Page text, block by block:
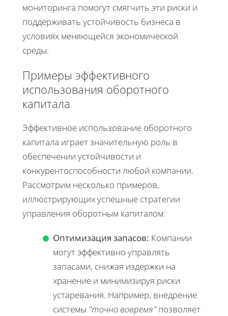
мониторинга помогут смягчить эти риски и
поддерживать устойчивость бизнеса в
условиях меняющейся экономической
среды.
Примеры эффективного
использования оборотного
капитала
Эффективное использование оборотного
капитала играет значительную роль в
обеспечении устойчивости и
конкурентоспособности любой компании.
Рассмотрим несколько примеров,
иллюстрирующих успешные стратегии
управления оборотным капиталом:
Оптимизация запасов: Компании
могут эффективно управлять
запасами, снижая издержки на
хранение и минимизируя риски
устаревания. Например, внедрение
системы "точно вовремя"позволяет